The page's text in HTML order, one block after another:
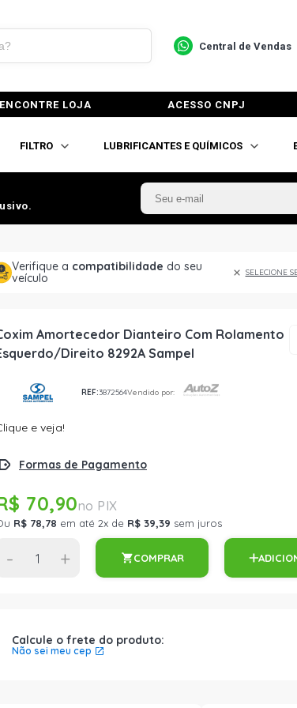
Central de Vendas
ENCONTRE LOJA ACESSO CNPJ
FILTRO LUBRIFICANTES E QUÍMICOS
Verifique a compatibilidade do seu
veículo
SELECIONE
Amortecedor Dianteiro Com Rolamento
Direito 8292A Sampel
REF:3872564Vendido por:
e veja!
Formas de Pagamento
70,90
R$ 78,78 em até 2x de R$ 39,39 sem juros
- + COMPRAR
Calcule o frete do produto:
Não sei meu cep